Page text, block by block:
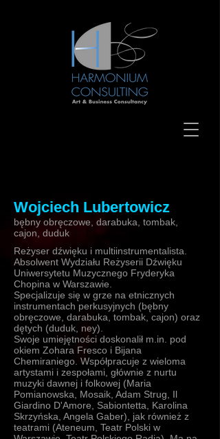
Wojciech Lubertowicz
bębny obręczowe, darabuka, tombak,
cajon, duduk
Reżyser dźwięku i multiinstrumentalista.
Absolwent Wydziału Reżyserii Dźwięku
Uniwersytetu Muzycznego Fryderyka
Chopina w Warszawie.
Specjalizuje się w grze na etnicznych
instrumentach perkusyjnych (bębny
obręczowe, darabuka, tombak, cajon) oraz
dętych (duduk, ney).
Swoje umiejętności doskonalił m.in. pod
okiem Zohara Fresco i Bijana
Chemiraniego. Współpracuje z wieloma
artystami i zespołami, głównie z nurtu
muzyki dawnej i folkowej (Maria
Pomianowska, Mosaik, Adam Strug, Il
Giardino D'Amore, Sabiontetta, Karolina
Skrzyńska, Angela Gaber), jak również z
teatrami (Ateneum, Teatr Polski w